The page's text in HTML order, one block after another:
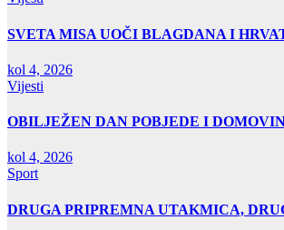
SVETA MISA UOČI BLAGDANA I
kol 4, 2026
Vijesti
OBILJEŽEN DAN POBJEDE I
kol 4, 2026
Sport
DRUGA PRIPREMNA UTAKMICA,